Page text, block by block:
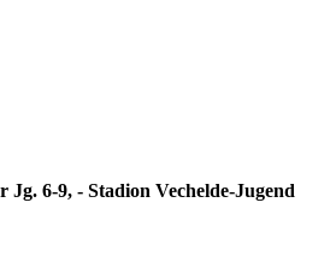
Jg. 6-9, - Stadion Vechelde-Jugend